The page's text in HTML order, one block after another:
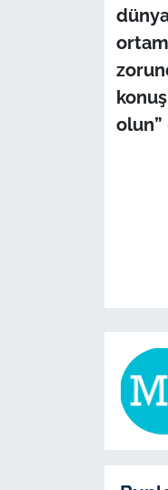
olun”